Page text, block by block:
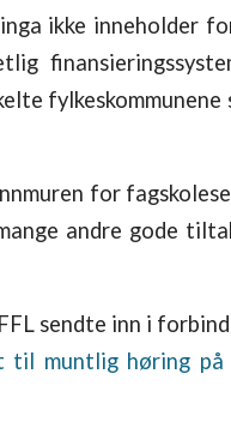
ikke inneholder
for
andre gode
sendte inn i
til muntlig høring